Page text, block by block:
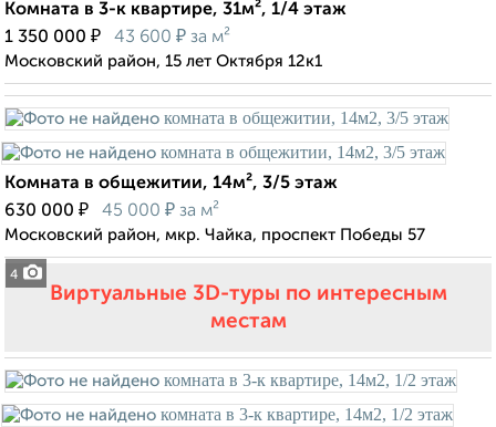
Комната в 3-к квартире, 31м², 1/4 этаж
1 350 000 ₽ 43 600 ₽ за м²
Московский район, 15 лет Октября 12к1
4
Комната в общежитии, 14м², 3/5 этаж
630 000 ₽ 45 000 ₽ за м²
Московский район, мкр. Чайка, проспект Победы 57
Виртуальные 3D-туры по интересным
местам